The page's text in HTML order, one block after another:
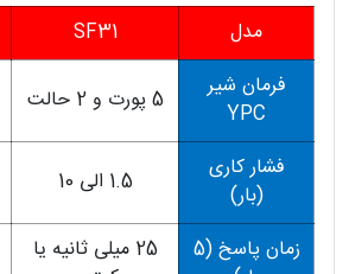
مدل
SF31
فرمان شیر
YPC
5 پورت و 2 حالت
فشار کاری
(بار)
1.5 الی 10
زمان پاسخ (5
25 میلی ثانیه یا